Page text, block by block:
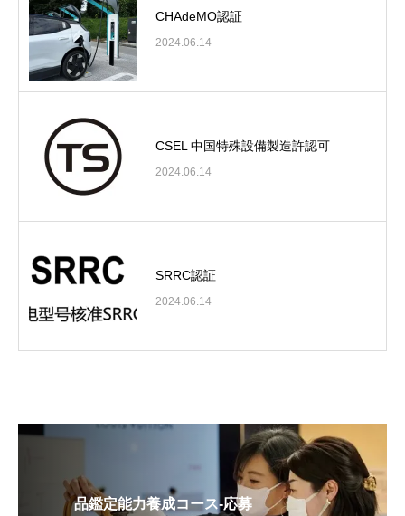
CHAdeMO認証
2024.06.14
CSEL 中国特殊設備製造許認可
2024.06.14
SRRC認証
2024.06.14
品鑑定能力養成コース-応募